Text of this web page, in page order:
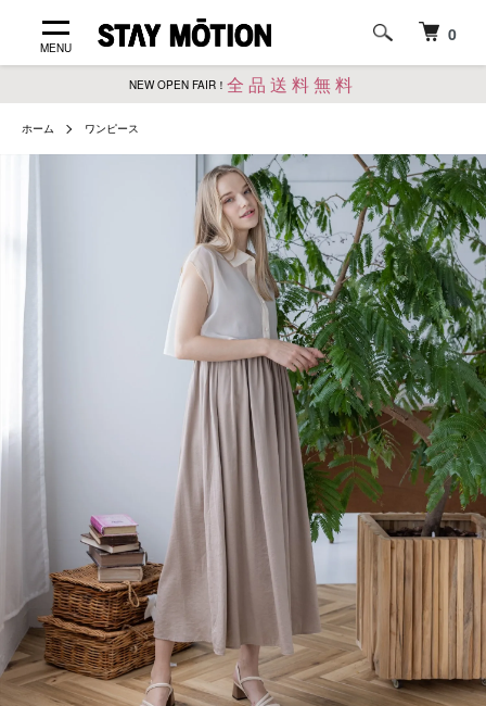
MENU
0
NEW OPEN FAIR！ 全品送料無料
ホーム ワンピース